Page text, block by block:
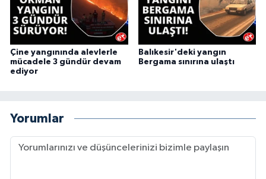
Çine yangınında alevlerle
mücadele 3 gündür devam
ediyor
Balıkesir'deki yangın
Bergama sınırına ulaştı
Yorumlar